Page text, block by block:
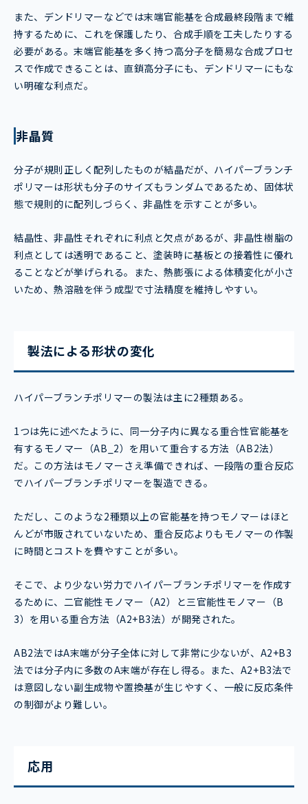
また、デンドリマーなどでは末端官能基を合成最終段階まで維
持するために、これを保護したり、合成手順を工夫したりする
必要がある。末端官能基を多く持つ高分子を簡易な合成プロセ
スで作成できることは、直鎖高分子にも、デンドリマーにもな
い明確な利点だ。
非晶質
分子が規則正しく配列したものが結晶だが、ハイパーブランチ
ポリマーは形状も分子のサイズもランダムであるため、固体状
態で規則的に配列しづらく、非晶性を示すことが多い。
結晶性、非晶性それぞれに利点と欠点があるが、非晶性樹脂の
利点としては透明であること、塗装時に基板との接着性に優れ
ることなどが挙げられる。また、熱膨張による体積変化が小さ
いため、熱溶融を伴う成型で寸法精度を維持しやすい。
製法による形状の変化
ハイパーブランチポリマーの製法は主に2種類ある。
1つは先に述べたように、同一分子内に異なる重合性官能基を
有するモノマー（AB_2）を用いて重合する方法（AB2法）
だ。この方法はモノマーさえ準備できれば、一段階の重合反応
でハイパーブランチポリマーを製造できる。
ただし、このような2種類以上の官能基を持つモノマーはほと
んどが市販されていないため、重合反応よりもモノマーの作製
に時間とコストを費やすことが多い。
そこで、より少ない労力でハイパーブランチポリマーを作成す
るために、二官能性モノマー（A2）と三官能性モノマー（B
3）を用いる重合方法（A2+B3法）が開発された。
AB2法ではA末端が分子全体に対して非常に少ないが、A2+B3
法では分子内に多数のA末端が存在し得る。また、A2+B3法で
は意図しない副生成物や置換基が生じやすく、一般に反応条件
の制御がより難しい。
応用